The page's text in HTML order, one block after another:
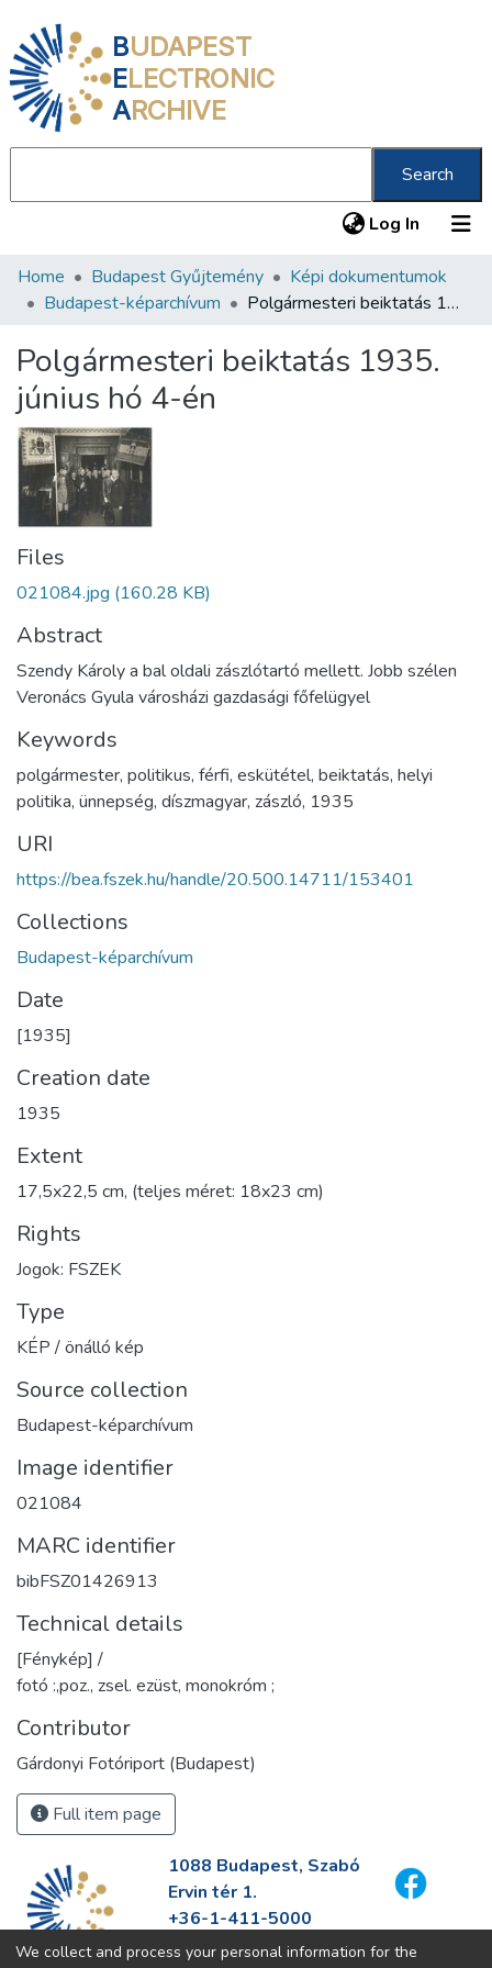
BUDAPEST
ELECTRONIC
ARCHIVE
Search
Log In (current)
Communities & Collections
Statistics
About us
Home Budapest Gyűjtemény
Képi dokumentumok
Budapest-képarchívum
Polgármesteri beiktatás 1935. június hó 4-én
Polgármesteri beiktatás 1935.
június hó 4-én
Files
021084.jpg (160.28 KB)
Abstract
Szendy Károly a bal oldali zászlótartó mellett. Jobb szélen
Veronács Gyula városházi gazdasági főfelügyel
Keywords
polgármester, politikus, férfi, eskütétel, beiktatás, helyi
politika, ünnepség, díszmagyar, zászló, 1935
URI
https://bea.fszek.hu/handle/20.500.14711/153401
Collections
Budapest-képarchívum
Date
[1935]
Creation date
1935
Extent
17,5x22,5 cm, (teljes méret: 18x23 cm)
Rights
Jogok: FSZEK
Type
KÉP / önálló kép
Source collection
Budapest-képarchívum
Image identifier
021084
MARC identifier
bibFSZ01426913
Technical details
[Fénykép] /
fotó :,poz., zsel. ezüst, monokróm ;
Contributor
Gárdonyi Fotóriport (Budapest)
Full item page
1088 Budapest, Szabó
Ervin tér 1.
+36-1-411-5000
info@fszek.hu
We collect and process your personal information for the